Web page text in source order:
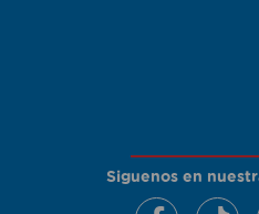
Siguenos en